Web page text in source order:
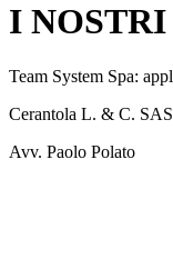
I
Team System Spa:
Cerantola L. & C.
Avv. Paolo Polato